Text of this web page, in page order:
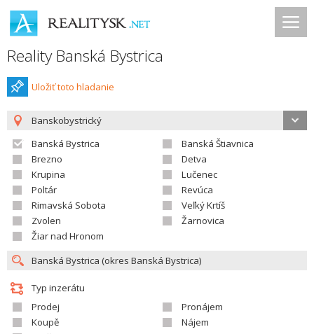
Reality Banská Bystrica
Uložiť toto hladanie
Banskobystrický
Banská Bystrica
Banská Štiavnica
Brezno
Detva
Krupina
Lučenec
Poltár
Revúca
Rimavská Sobota
Veľký Krtíš
Zvolen
Žarnovica
Žiar nad Hronom
Typ inzerátu
Prodej
Pronájem
Koupě
Nájem